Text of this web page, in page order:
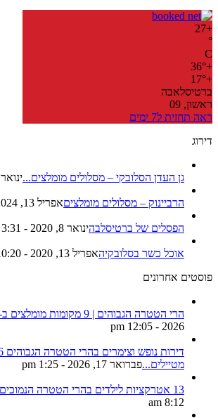
+
27
°
C
+
36°
+
17°
ברטיסלאבה
ראשון, 09
ראה תחזית ל7 ימים
דירוג
גן העדן הסלובקי – מסלולים מומלצים...ינואר 6, 2026 - 11:38 am
הרביינוק – מסלולים מומלציםאפריל 13, 2024 - 5:46 pm
הפסלים של ברטיסלבהינואר 8, 2020 - 3:31 pm
אוכל כשר בסלובקיהאפריל 13, 2020 - 10:20 am
פוסטים אחרונים
הרי הטטרה הגבוהים | 9 מקומות מומלצים ב-2026...
2026 - 12:05 pm
מטיילים...פברואר 17, 2026 - 1:25 pm
13 אטרקציות לילדים בהרי הטטרה הנמוכים...
8:12 am